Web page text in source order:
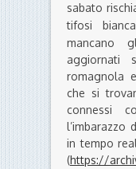
sabato
tifosi
mancano
aggiornati
romagnola
che si
connessi
l’imbarazzo
in tempo
(https://